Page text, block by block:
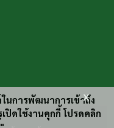
นการพัฒนาการเข้าถึง
ปิดใช้งานคุกกี้ โปรดคลิก
x